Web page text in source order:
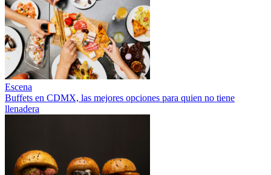
Escena
Buffets en CDMX, las mejores opciones para quien no tiene
llenadera